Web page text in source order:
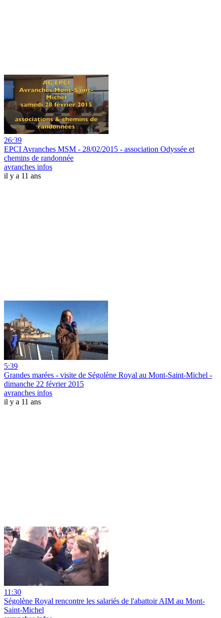
26:39
EPCI Avranches MSM - 28/02/2015 - association Odyssée et
chemins de randonnée
avranches infos
il y a 11 ans
5:39
Grandes marées - visite de Ségolène Royal au Mont-Saint-Michel -
dimanche 22 février 2015
avranches infos
il y a 11 ans
11:30
Ségolène Royal rencontre les salariés de l'abattoir AIM au Mont-
Saint-Michel